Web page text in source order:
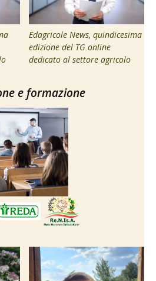
Edagricole News, quindicesima
edizione del TG online
dedicato al settore agricolo
e formazione